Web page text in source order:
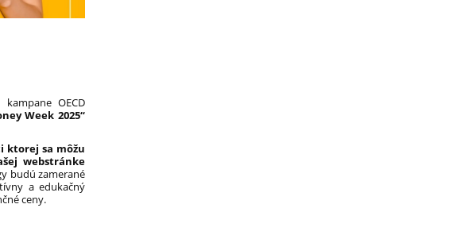
OECD
Week 2025“
ktorej sa môžu
webstránke
budú zamerané
a edukačný
ceny.